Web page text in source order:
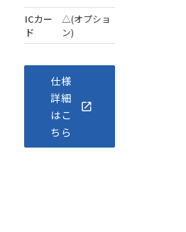
ICカー
ド
△(オプショ
ン)
仕様
詳細
はこ
ちら